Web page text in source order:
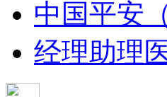
中国平安
经理助理